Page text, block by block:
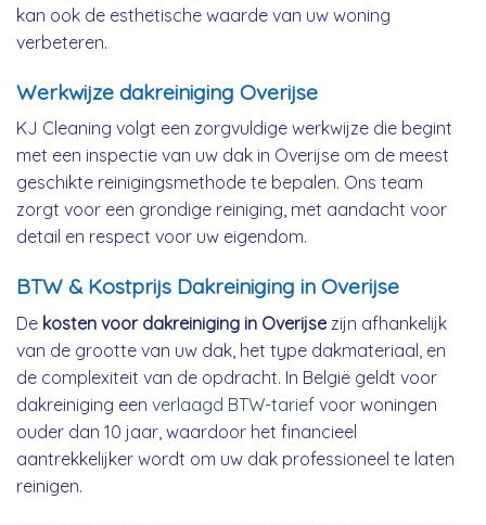
kan ook de esthetische waarde van uw woning
verbeteren.
Werkwijze dakreiniging Overijse
KJ Cleaning volgt een zorgvuldige werkwijze die begint
met een inspectie van uw dak in Overijse om de meest
geschikte reinigingsmethode te bepalen. Ons team
zorgt voor een grondige reiniging, met aandacht voor
detail en respect voor uw eigendom.
BTW & Kostprijs Dakreiniging in Overijse
De kosten voor dakreiniging in Overijsezijn afhankelijk
van de grootte van uw dak, het type dakmateriaal, en
de complexiteit van de opdracht. In België geldt voor
dakreiniging een verlaagd BTW-tarief voor woningen
ouder dan 10 jaar, waardoor het financieel
aantrekkelijker wordt om uw dak professioneel te laten
reinigen.